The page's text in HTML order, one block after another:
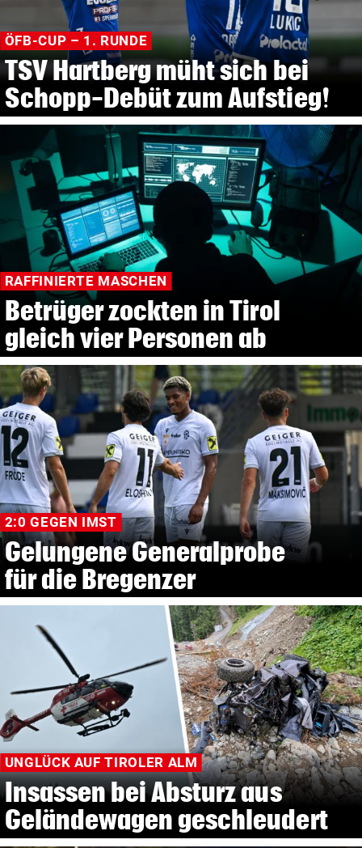
ÖFB-CUP – 1. RUNDE
TSV Hartberg müht sich bei
Schopp-Debüt zum Aufstieg!
RAFFINIERTE MASCHEN
Betrüger zockten in Tirol
gleich vier Personen ab
2:0 GEGEN IMST
Gelungene Generalprobe
für die Bregenzer
UNGLÜCK AUF TIROLER ALM
Insassen bei Absturz aus
Geländewagen geschleudert